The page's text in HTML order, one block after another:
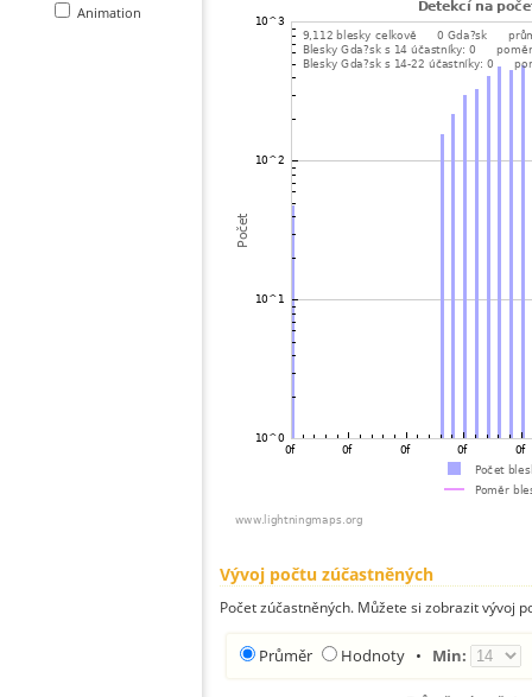
Animation
Vývoj počtu zúčastněných
Počet zúčastněných. Můžete si zobrazit vývoj
Průměr Hodnoty • Min: